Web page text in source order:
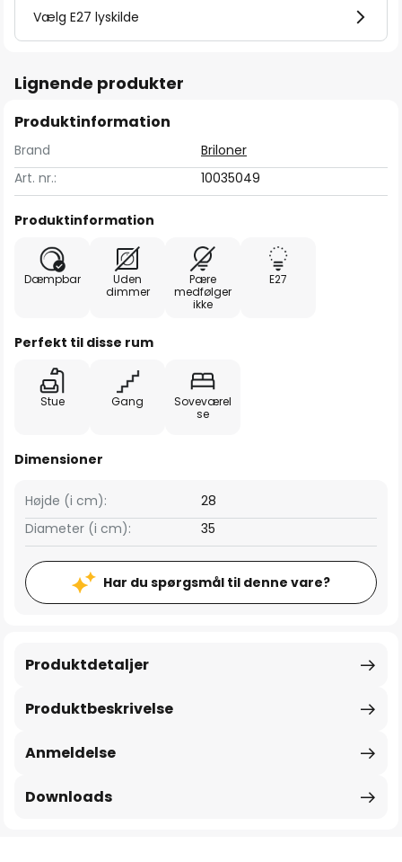
Vælg E27 lyskilde
Lignende produkter
Produktinformation
Brand
Briloner
Art. nr.:
10035049
Produktinformation
Dæmpbar
Uden
dimmer
Pære
medfølger
ikke
E27
Perfekt til disse rum
Stue Gang
Soveværel
se
Dimensioner
Højde (i cm):
28
Diameter (i cm):
35
Har du spørgsmål til denne vare?
Produktbeskrivelse
Produktdetaljer
Anmeldelse
Downloads